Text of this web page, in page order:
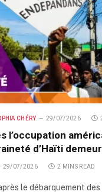
CHÉRY 29/07/2026
l’occupation
d’Haïti
29/07/2026 2 MINS READ
le débarquement des